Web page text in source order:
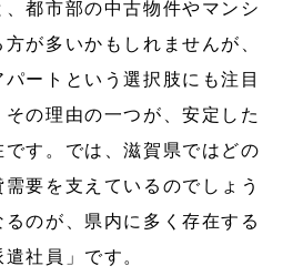
都市部の中古物件やマンシ
が多いかもしれませんが、
ートという選択肢にも注目
の理由の一つが、安定した
です。では、滋賀県ではどの
要を支えているのでしょう
のが、県内に多く存在する
社員」です。